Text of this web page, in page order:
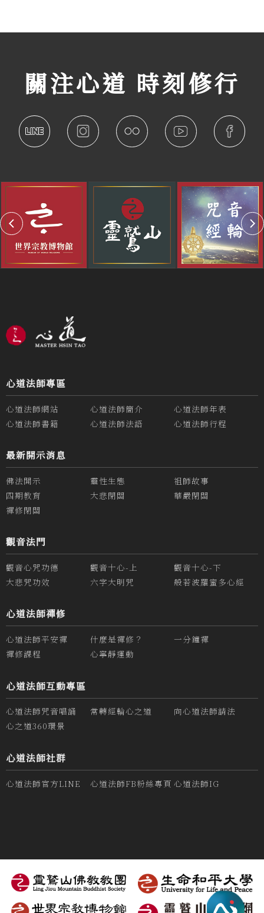
關注心道 時刻修行
心道法師專區
心道法師網站 心道法師簡介
心道法師年表
心道法師書籍
心道法師法語 心道法師行程
最新開示消息
佛法開示 靈性生態
祖師故事
四期教育
大悲閉關
華嚴閉關
禪修閉關
觀音法門
觀音心咒功德 觀音十心-上
觀音十心-下
大悲咒功效
六字大明咒 般若波羅蜜多心經
心道法師禪修
心道法師平安禪 什麼是禪修？
一分鐘禪
禪修課程
心寧靜運動
心道法師互動專區
心道法師咒音唱誦 常轉經輪心之道
向心道法師請法
心之道360環景
心道法師社群
心道法師官方LINE 心道法師FB粉絲專頁 心道法師IG